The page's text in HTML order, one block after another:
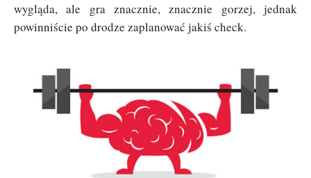
wygląda, ale gra znacznie, znacznie gorzej, jednak
powinniście po drodze zaplanować jakiś check.